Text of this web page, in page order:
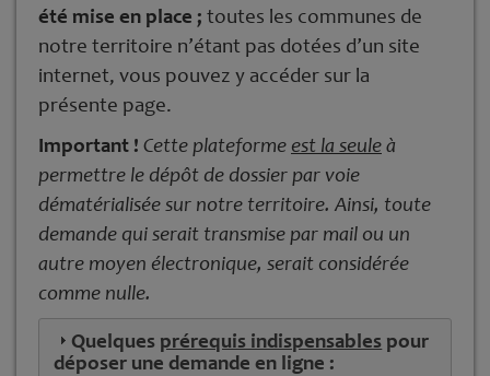
été mise en place ; toutes les communes de
notre territoire n’étant pas dotées d’un site
internet, vous pouvez y accéder sur la
présente page.
Important ! Cette plateforme est la seuleà
permettre le dépôt de dossier par voie
dématérialisée sur notre territoire. Ainsi, toute
demande qui serait transmise par mail ou un
autre moyen électronique, serait considérée
comme nulle.
Quelques prérequis indispensables pour
déposer une demande en ligne :